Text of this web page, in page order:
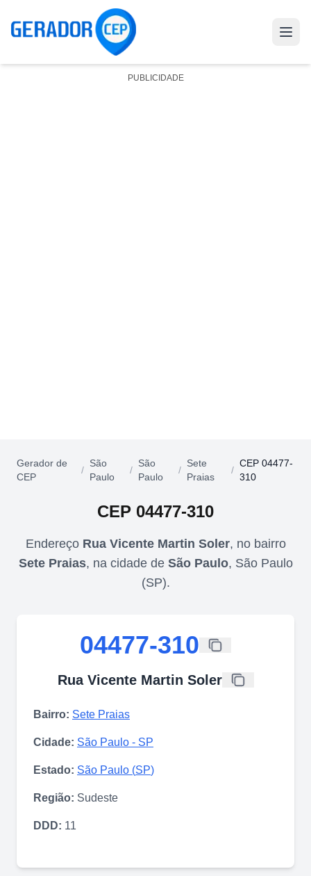
PUBLICIDADE
Gerador de
CEP
/
São
Paulo
/
São
Paulo
/
Sete
Praias
/
CEP 04477-
310
CEP 04477-310
Endereço Rua Vicente Martin Soler, no bairro
Sete Praias, na cidade de São Paulo, São Paulo
(SP).
04477-310
Rua Vicente Martin Soler
Bairro: Sete Praias
Cidade: São Paulo - SP
Estado: São Paulo (SP)
Região: Sudeste
DDD: 11